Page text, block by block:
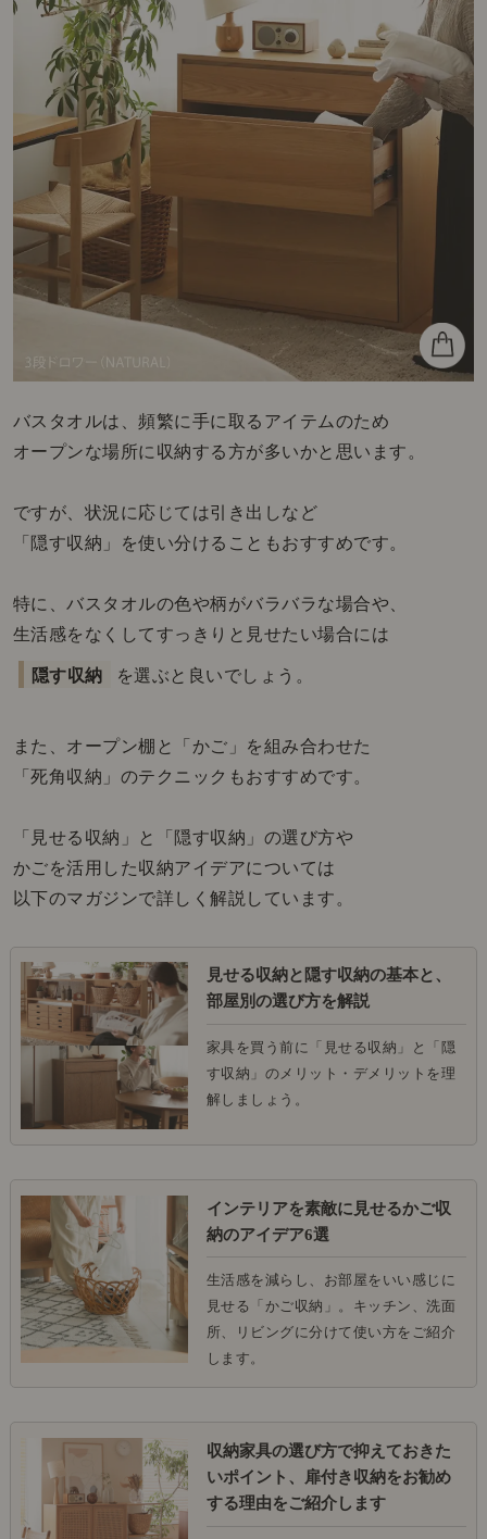
バスタオルは、頻繁に手に取るアイテムのため
オープンな場所に収納する方が多いかと思います。
ですが、状況に応じては引き出しなど
「隠す収納」を使い分けることもおすすめです。
特に、バスタオルの色や柄がバラバラな場合や、
生活感をなくしてすっきりと見せたい場合には
隠す収納 を選ぶと良いでしょう。
また、オープン棚と「かご」を組み合わせた
「死角収納」のテクニックもおすすめです。
「見せる収納」と「隠す収納」の選び方や
かごを活用した収納アイデアについては
以下のマガジンで詳しく解説しています。
見せる収納と隠す収納の基本と、
部屋別の選び方を解説
家具を買う前に「見せる収納」と「隠
す収納」のメリット・デメリットを理
解しましょう。
インテリアを素敵に見せるかご収
納のアイデア6選
生活感を減らし、お部屋をいい感じに
見せる「かご収納」。キッチン、洗面
所、リビングに分けて使い方をご紹介
します。
収納家具の選び方で抑えておきた
いポイント、扉付き収納をお勧め
する理由をご紹介します